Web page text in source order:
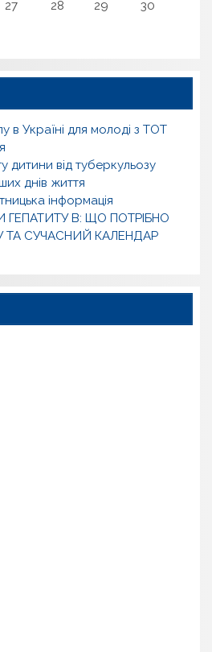
27 28 29
30
в Україні для молоді з ТОТ
дитини від туберкульозу
днів життя
інформація
В: ЩО ПОТРІБНО
ТА СУЧАСНИЙ КАЛЕНДАР